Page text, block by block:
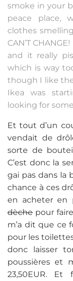
smoke in your
peace place,
clothes
CAN’T
and it really
which is way
though I like
Ikea was
looking for
Et tout d’un
vendait de
sorte de
C’est donc la
gai pas dans la
chance à ces
en acheter
dèche pour
m’a dit que ce
pour les
donc laisser
poussières et
23,50EUR. Et